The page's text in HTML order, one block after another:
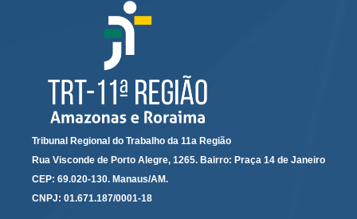
Calendário de Suspensão
Calendário da Justiça Itinerante
Concursos
Contas abertas em nome dos beneficiários
Diários Eletrônicos
e-Doc
Tribunal Regional do Trabalho da 11a Região
Rua Visconde de Porto Alegre, 1265. Bairro: Praça 14 de Janeiro
CEP: 69.020-130. Manaus/AM.
CNPJ: 01.671.187/0001-18